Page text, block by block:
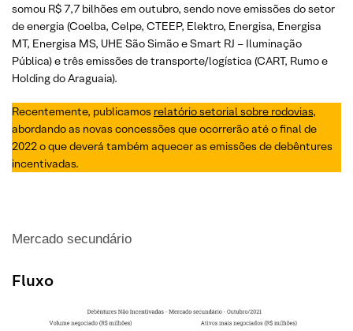
somou R$ 7,7 bilhões em outubro, sendo nove emissões do setor
de energia (Coelba, Celpe, CTEEP, Elektro, Energisa, Energisa
MT, Energisa MS, UHE São Simão e Smart RJ – Iluminação
Pública) e três emissões de transporte/logística (CART, Rumo e
Holding do Araguaia).
Recentemente, publicamos relatório setorial sobre rodovias,
abordando as novas concessões que ocorrerão até o final de
2022 o que deverá também aquecer as emissões de debêntures
incentivadas.
Mercado secundário
Fluxo